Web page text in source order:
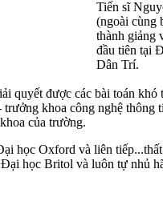
Tiến sĩ
(ngoài cùng
thành giảng
đầu tiên tại
Dân Trí.
được các bài toán
khoa công nghệ
của trường.
học Oxford và liên
học Britol và luôn tự